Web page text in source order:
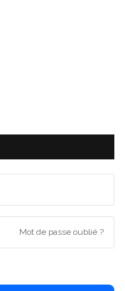
Mot de passe oublié ?